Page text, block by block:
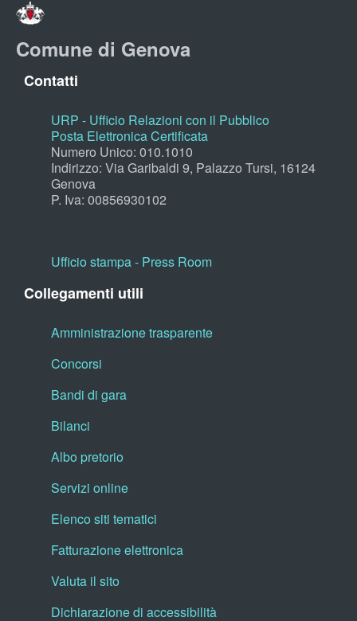
Comune di Genova
Contatti
URP - Ufficio Relazioni con il Pubblico
Posta Elettronica Certificata
Numero Unico: 010.1010
Indirizzo: Via Garibaldi 9, Palazzo Tursi, 16124
Genova
P. Iva: 00856930102
Ufficio stampa - Press Room
Collegamenti utili
Amministrazione trasparente
Concorsi
Bandi di gara
Bilanci
Albo pretorio
Servizi online
Elenco siti tematici
Fatturazione elettronica
Valuta il sito
Dichiarazione di accessibilità